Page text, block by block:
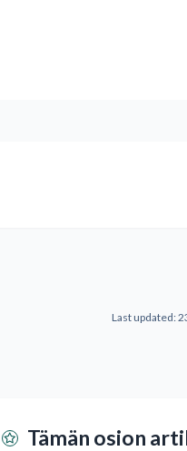
Last updated:
Tämän osion